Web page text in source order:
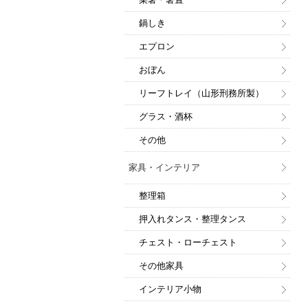
鍋しき
エプロン
おぼん
リーフトレイ（山形刑務所製）
グラス・酒杯
その他
家具・インテリア
整理箱
押入れタンス・整理タンス
チェスト・ローチェスト
その他家具
インテリア小物